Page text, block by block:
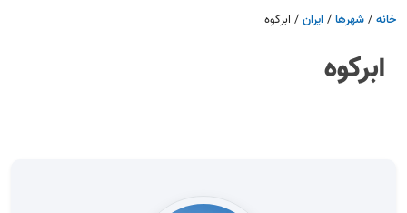
خانه / شهرها / ایران / ابرکوه
ابرکوه